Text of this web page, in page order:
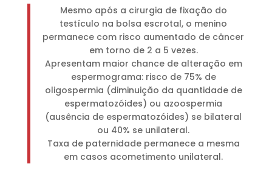
Mesmo após a cirurgia de fixação do
testículo na bolsa escrotal, o menino
permanece com risco aumentado de câncer
em torno de 2 a 5 vezes.
Apresentam maior chance de alteração em
espermograma: risco de 75% de
oligospermia (diminuição da quantidade de
espermatozóides) ou azoospermia
(ausência de espermatozóides) se bilateral
ou 40% se unilateral.
Taxa de paternidade permanece a mesma
em casos acometimento unilateral.